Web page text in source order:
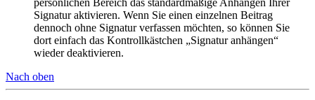
Signatur aktivieren. Wenn Sie einen einzelnen Beitrag
dennoch ohne Signatur verfassen möchten, so können Sie
dort einfach das Kontrollkästchen „Signatur anhängen“
wieder deaktivieren.
Nach oben